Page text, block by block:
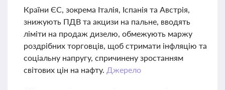
Країни ЄС, зокрема Італія, Іспанія та Австрія,
знижують ПДВ та акцизи на пальне, вводять
ліміти на продаж дизелю, обмежують маржу
роздрібних торговців, щоб стримати інфляцію та
соціальну напругу, спричинену зростанням
світових цін на нафту. Джерело